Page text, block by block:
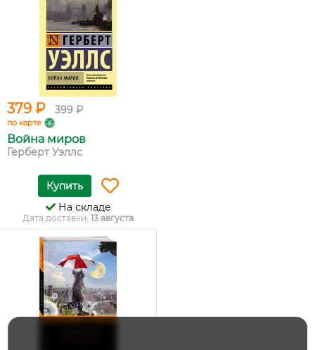
379 ₽ 399 ₽
по карте
Война миров
Герберт Уэллс
Купить
На складе
Дата доставки: 13 августа